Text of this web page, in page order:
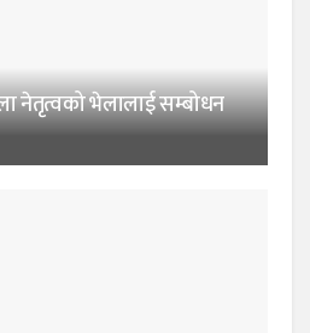
नेतृत्वको भेलालाई सम्बोधन